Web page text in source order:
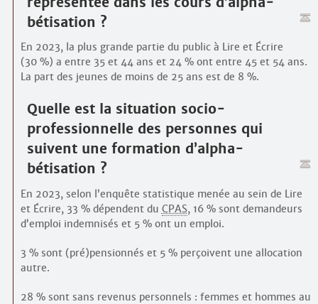
bétisation ?
En 2023, la plus grande partie du public à Lire et Écrire
(30 %) a entre 35 et 44 ans et 24 % ont entre 45 et 54 ans.
La part des jeunes de moins de 25 ans est de 8 %.
Quelle est la situation socio­
professionnelle des personnes qui
suivent une formation d’alpha­
bétisation ?
En 2023, selon l’enquête statistique menée au sein de Lire
et Écrire, 33 % dépendent du CPAS, 16 % sont demandeurs
d’emploi indemnisés et 5 % ont un emploi.
3 % sont (pré)pensionnés et 5 % perçoivent une allocation
autre.
28 % sont sans revenus personnels : femmes et hommes au